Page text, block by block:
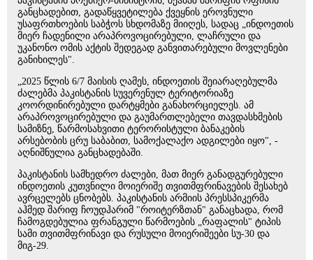
განცხადებით, გადაწყვეტილება ქვეყნის ეროვნული
უსაფრთხოების საბჭოს სხდომაზე მიიღეს, სადაც „ინდოეთის
მიერ ჩადენილი არაპროვოცირებული, ლაჩრული და
უკანონო ომის აქტის შედეგად განვითარებული მოვლენები
განიხილეს".
„2025 წლის 6/7 მაისის ღამეს, ინდოეთის შეიარაღებულმა
ძალებმა პაკისტანის სუვერენულ ტერიტორიაზე
კოორდინირებული დარტყმები განახორციელეს. ამ
არაპროვოცირებული და გაუმართლებელი თავდასხმების
სამიზნე, წარმოსახვითი ტერორისტული ბანაკების
არსებობის ცრუ საბაბით, სამოქალაქო ადგილები იყო", -
აღნიშნულია განცხადებაში.
პაკისტანის სამხედრო ძალები, მათ მიერ განადგურებული
ინდოეთის კუთვნილი მოიერიშე თვითმფრინავების შესახებ
ავრცელებს ცნობებს. პაკისტანის არმიის პრესსპიკერმა
აჰმედ შარიფ ჩოუდჰარიმ "როიტერზთან" განაცხადა, რომ
ჩამოგდებულია ფრანგული წარმოების „რაფალის" ტიპის
სამი თვითმფრინავი და რუსული მოიერიშეები სუ-30 და
მიგ-29.